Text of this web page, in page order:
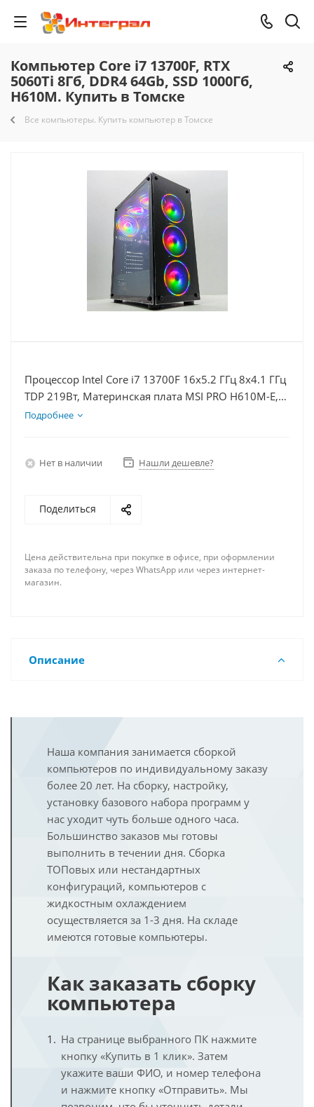
Компьютер Core i7 13700F, RTX
5060Ti 8Гб, DDR4 64Gb, SSD 1000Гб,
H610M. Купить в Томске
Все компьютеры. Купить компьютер в Томске
Процессор Intel Core i7 13700F 16x5.2 ГГц 8x4.1 ГГц
TDP 219Вт, Материнская плата MSI PRO H610M-E,
Видеокарта RTX 5060Ti 8Гб, Память DDR4 64Gb,
Подробнее
Нет в наличии Нашли дешевле?
Поделиться
Цена действительна при покупке в офисе, при оформлении
заказа по телефону, через WhatsApp или через интернет-
магазин.
Описание
Наша компания занимается сборкой
компьютеров по индивидуальному заказу
более 20 лет. На сборку, настройку,
установку базового набора программ у
нас уходит чуть больше одного часа.
Большинство заказов мы готовы
выполнить в течении дня. Сборка
ТОПовых или нестандартных
конфигураций, компьютеров с
жидкостным охлаждением
осуществляется за 1-3 дня. На складе
имеются готовые компьютеры.
Как заказать сборку
компьютера
На странице выбранного ПК нажмите
кнопку «Купить в 1 клик». Затем
укажите ваши ФИО, и номер телефона
и нажмите кнопку «Отправить». Мы